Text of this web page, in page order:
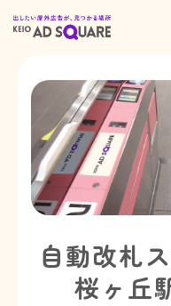
自動改札
桜ヶ丘